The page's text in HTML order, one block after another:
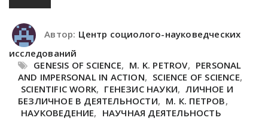
Автор: Центр социолого-науковедческих
исследований
GENESIS OF SCIENCE, M. K. PETROV, PERSONAL
AND IMPERSONAL IN ACTION, SCIENCE OF SCIENCE,
SCIENTIFIC WORK, ГЕНЕЗИС НАУКИ, ЛИЧНОЕ И
БЕЗЛИЧНОЕ В ДЕЯТЕЛЬНОСТИ, М. К. ПЕТРОВ,
НАУКОВЕДЕНИЕ, НАУЧНАЯ ДЕЯТЕЛЬНОСТЬ